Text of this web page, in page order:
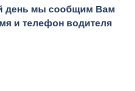
день мы сообщим Вам
и телефон водителя